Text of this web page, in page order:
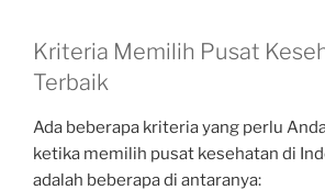
Kriteria Memilih Pusat
Terbaik
Ada beberapa kriteria yang perlu
ketika memilih pusat kesehatan di
adalah beberapa di antaranya: